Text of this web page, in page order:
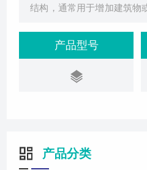
结构，通常用于增加建筑物
这两种桩之间的区别对于理
至关重要。柔性桩柔性桩是
用时，能够发生一定程度的
一些具有高延展性的材料
产品型号
产品分类